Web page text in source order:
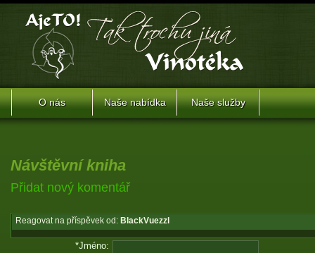
O nás Naše nabídka Naše služby
Návštěvní kniha
Přidat nový komentář
Reagovat na příspěvek od: BlackVuezzl
*Jméno: